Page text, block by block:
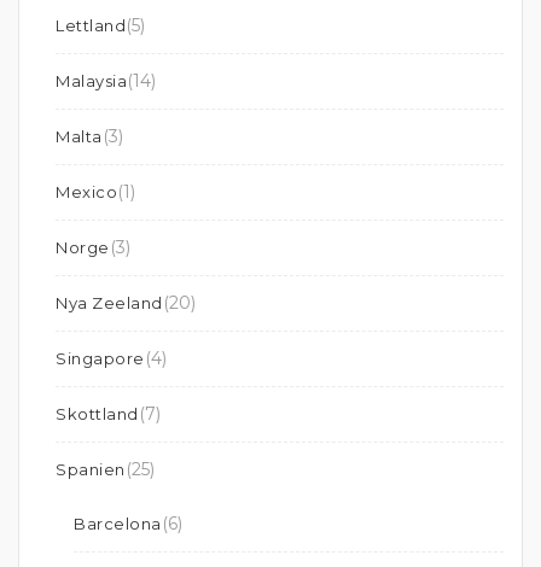
Lettland(5)
Malaysia(14)
Malta (3)
Mexico(1)
Norge (3)
Nya Zeeland (20)
Singapore (4)
Skottland (7)
Spanien (25)
Barcelona (6)